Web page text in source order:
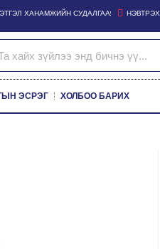
ХАНАМЖИЙН СУДАЛГАА НЭВТРЭХ
ЭСРЭГ ХОЛБОО БАРИХ